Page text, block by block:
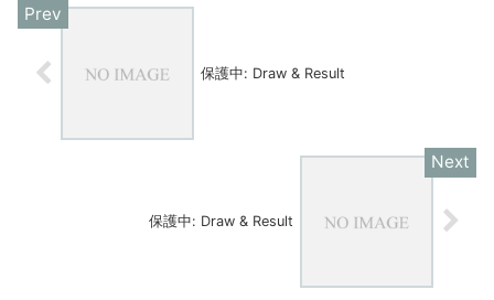
保護中: Draw & Result
保護中: Draw & Result